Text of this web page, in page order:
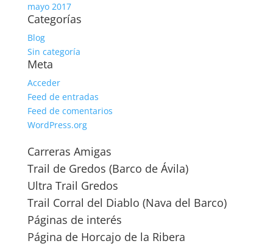
mayo 2017
Categorías
Blog
Sin categoría
Meta
Acceder
Feed de entradas
Feed de comentarios
WordPress.org
Carreras Amigas
Trail de Gredos (Barco de Ávila)
Ultra Trail Gredos
Trail Corral del Diablo (Nava del Barco)
Páginas de interés
Página de Horcajo de la Ribera